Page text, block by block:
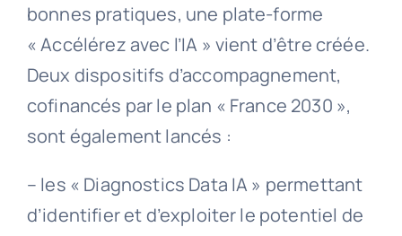
bonnes pratiques, une plate-forme
« Accélérez avec l’IA » vient d’être créée.
Deux dispositifs d’accompagnement,
cofinancés par le plan « France 2030 »,
sont également lancés :
– les « Diagnostics Data IA » permettant
d’identifier et d’exploiter le potentiel de